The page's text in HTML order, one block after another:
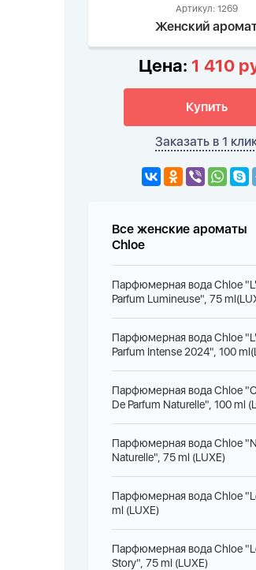
Артикул: 1269
Женский
Цена: 1 410
Купить
Заказать в 1
Все женские ароматы
Chloe
Парфюмерная вода Chloe
Parfum Lumineuse", 75
Парфюмерная вода Chloe
Parfum Intense 2024", 100
Парфюмерная вода Chloe
De Parfum Naturelle", 100 ml
Парфюмерная вода Chloe
Naturelle", 75 ml (LUXE)
Парфюмерная вода Chloe
ml (LUXE)
Парфюмерная вода Chloe
Story", 75 ml (LUXE)